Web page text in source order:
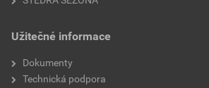
Užitečné informace
Dokumenty
Technická podpora